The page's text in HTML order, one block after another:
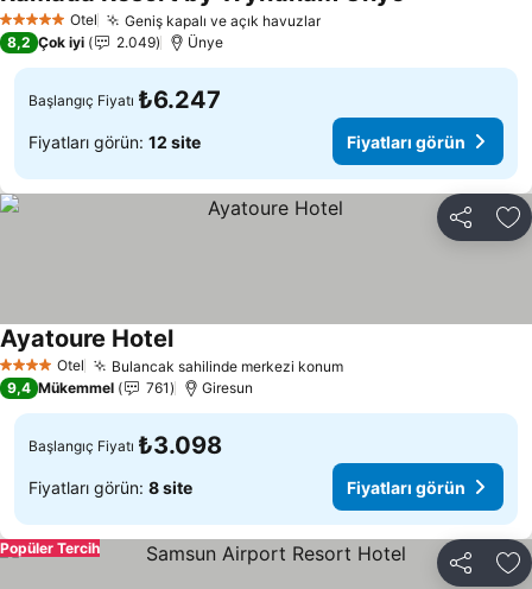
5 Yıldız Otel Geniş kapalı ve açık havuzlar
8,2 Çok iyi 2.049 Ünye
Başlangıç Fiyatı ₺6.247
Fiyatları görün: 12 site Fiyatları görün
Paylaş
4 Yıldız Otel Bulancak sahilinde merkezi konum
Ayatoure Hotel
9,4 Mükemmel 761 Giresun
Başlangıç Fiyatı ₺3.098
Fiyatları görün: 8 site Fiyatları görün
Paylaş
Popüler Tercih